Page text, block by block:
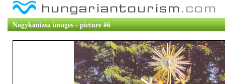
Nagykanizsa images - picture #6